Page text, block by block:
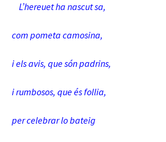
L’hereuet ha nascut sa,
com pometa camosina,
i els avis, que són padrins,
i rumbosos, que és follia,
per celebrar lo bateig